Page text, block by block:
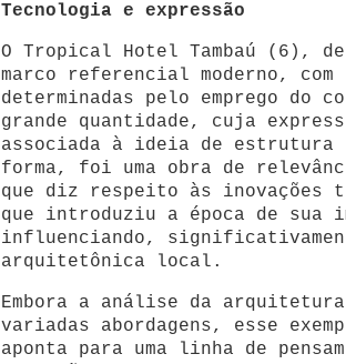
Tecnologia e expressão
O Tropical Hotel Tambaú (6),
marco referencial moderno,
determinadas pelo emprego do
grande quantidade, cuja
associada à ideia de estrutura
forma, foi uma obra de
que diz respeito às inovações
que introduziu a época de sua
influenciando,
arquitetônica local.
Embora a análise da
variadas abordagens, esse
aponta para uma linha de